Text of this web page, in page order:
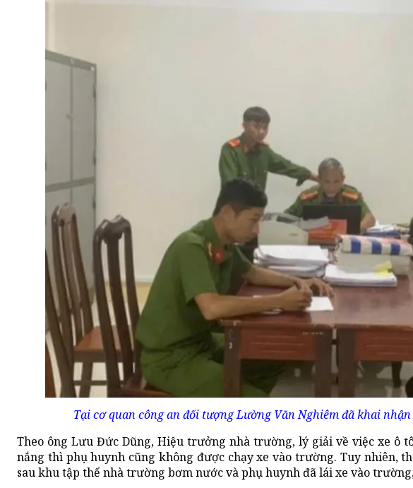
Tại cơ quan công an đối tượng Lường Văn Nghiêm đã khai
Theo ông Lưu Đức Dũng, Hiệu trưởng nhà trường, lý giải về việc xe ô
nắng thì phụ huynh cũng không được chạy xe vào trường. Tuy nhiên,
sau khu tập thể nhà trường bơm nước và phụ huynh đã lái xe vào